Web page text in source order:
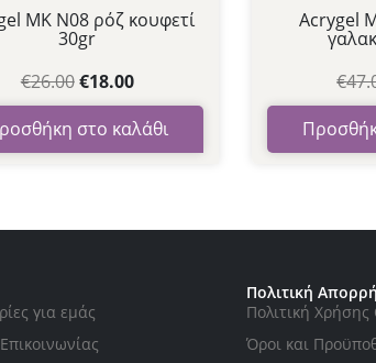
MK N08 ρόζ κουφετί
30gr
€26.00€18.00
στο καλάθι
Βαθμολογήθηκε
με
5
Acrygel
€
με
0
5
για εμάς
Πολιτική
Πολιτική Xρήσης
Όροι και